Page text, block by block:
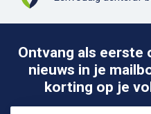
Ontvang als eerste
nieuws in je
korting op je